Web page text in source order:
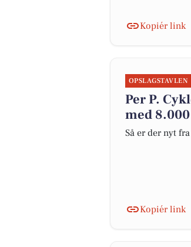
Kopiér link
OPSLAGSTAVLEN
Per P.
med
Så er der nyt
Kopiér link